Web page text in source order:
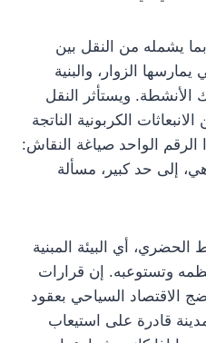
بما يشمله من النقل بين
الزوار، والبنية
الأنشطة. ويستأثر النقل
75 بالمئة من الانبعاثات الكربونية الناتجة
الرقم الواحد صياغة النقاش:
إلى حد كبير، مسألة
الحضري، أي البيئة المبنية
وتستوعبه. إن قرارات
نضج الاقتصاد السياحي بعقود
قادرة على استيعاب